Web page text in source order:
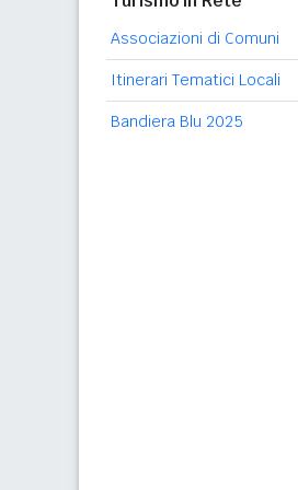
Associazioni di Comuni
Itinerari Tematici Locali
Bandiera Blu 2025